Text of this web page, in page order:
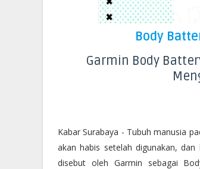
Body
Garmin Body
Kabar Surabaya - Tubuh manusia
akan habis setelah digunakan,
disebut oleh Garmin sebagai